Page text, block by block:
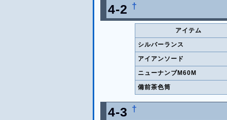
4-2 †
アイテム
シルバーランス
アイアンソード
ニューナンブM60M
備前茶色筒
4-3 †